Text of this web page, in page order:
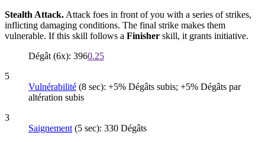
Stealth Attack. Attack foes in front of you with a series of strikes,
inflicting damaging conditions. The final strike makes them
vulnerable. If this skill follows a Finisher skill, it grants initiative.
Dégât (6x): 3960.25
5
Vulnérabilité (8 sec): +5% Dégâts subis; +5% Dégâts par
altération subis
3
Saignement (5 sec): 330 Dégâts